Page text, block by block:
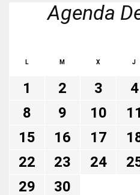
Agenda
L M X J
1 2 3 4
8
9 10 11
15
16 17
22
23 24
29
30